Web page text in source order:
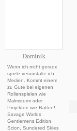
Dominik
Wenn ich nicht gerade
spiele verunstalte ich
Medien. Kommt einem
zu Gute bei eigenen
Rollenspielen wie
Malmsturm oder
Projekten wie Ratten!,
Savage Worlds
Gentlemens Edition,
Scion, Sundered Skies